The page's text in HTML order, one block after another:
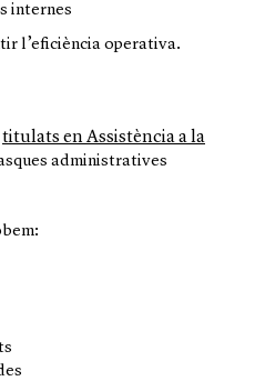
internes
l’eficiència operativa.
titulats en Assistència a la
administratives